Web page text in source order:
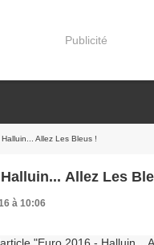
Publicité
Allez Les Bleus !
Allez Les
à 10:06